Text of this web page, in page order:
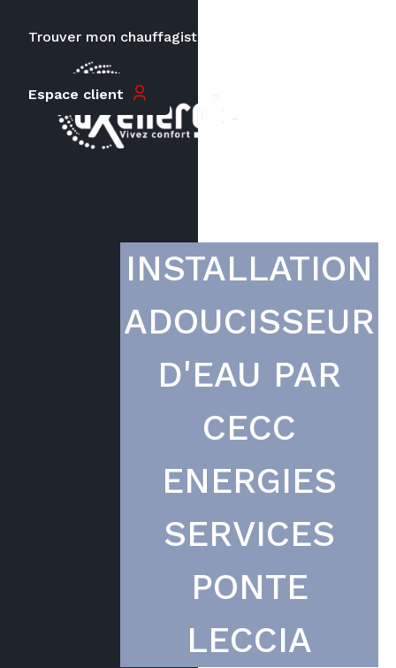
Trouver mon chauffagiste
Espace client
INSTALLATION
ADOUCISSEUR
D'EAU PAR
CECC
ENERGIES
SERVICES
PONTE
LECCIA